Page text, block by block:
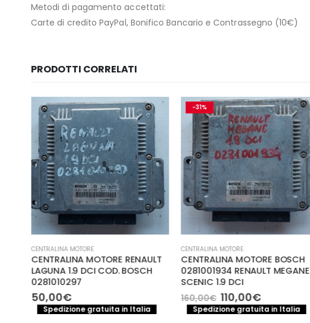
Metodi di pagamento accettati:
Carte di credito PayPal, Bonifico Bancario e Contrassegno (10€)
PRODOTTI CORRELATI
CENTRALINA MOTORE
CENTRALINA MOTORE RENAULT
LAGUNA 1.9 DCI COD. BOSCH
0281010297
50,00€
Spedizione gratuita in Italia
-31%
CENTRALINA MOTORE
CENTRALINA MOTORE BOSCH
0281001934 RENAULT MEGANE
SCENIC 1.9 DCI
160,00€ Il
prezzo
originale
110,00€Il
prezzo
attuale
Spedizione gratuita in Italia